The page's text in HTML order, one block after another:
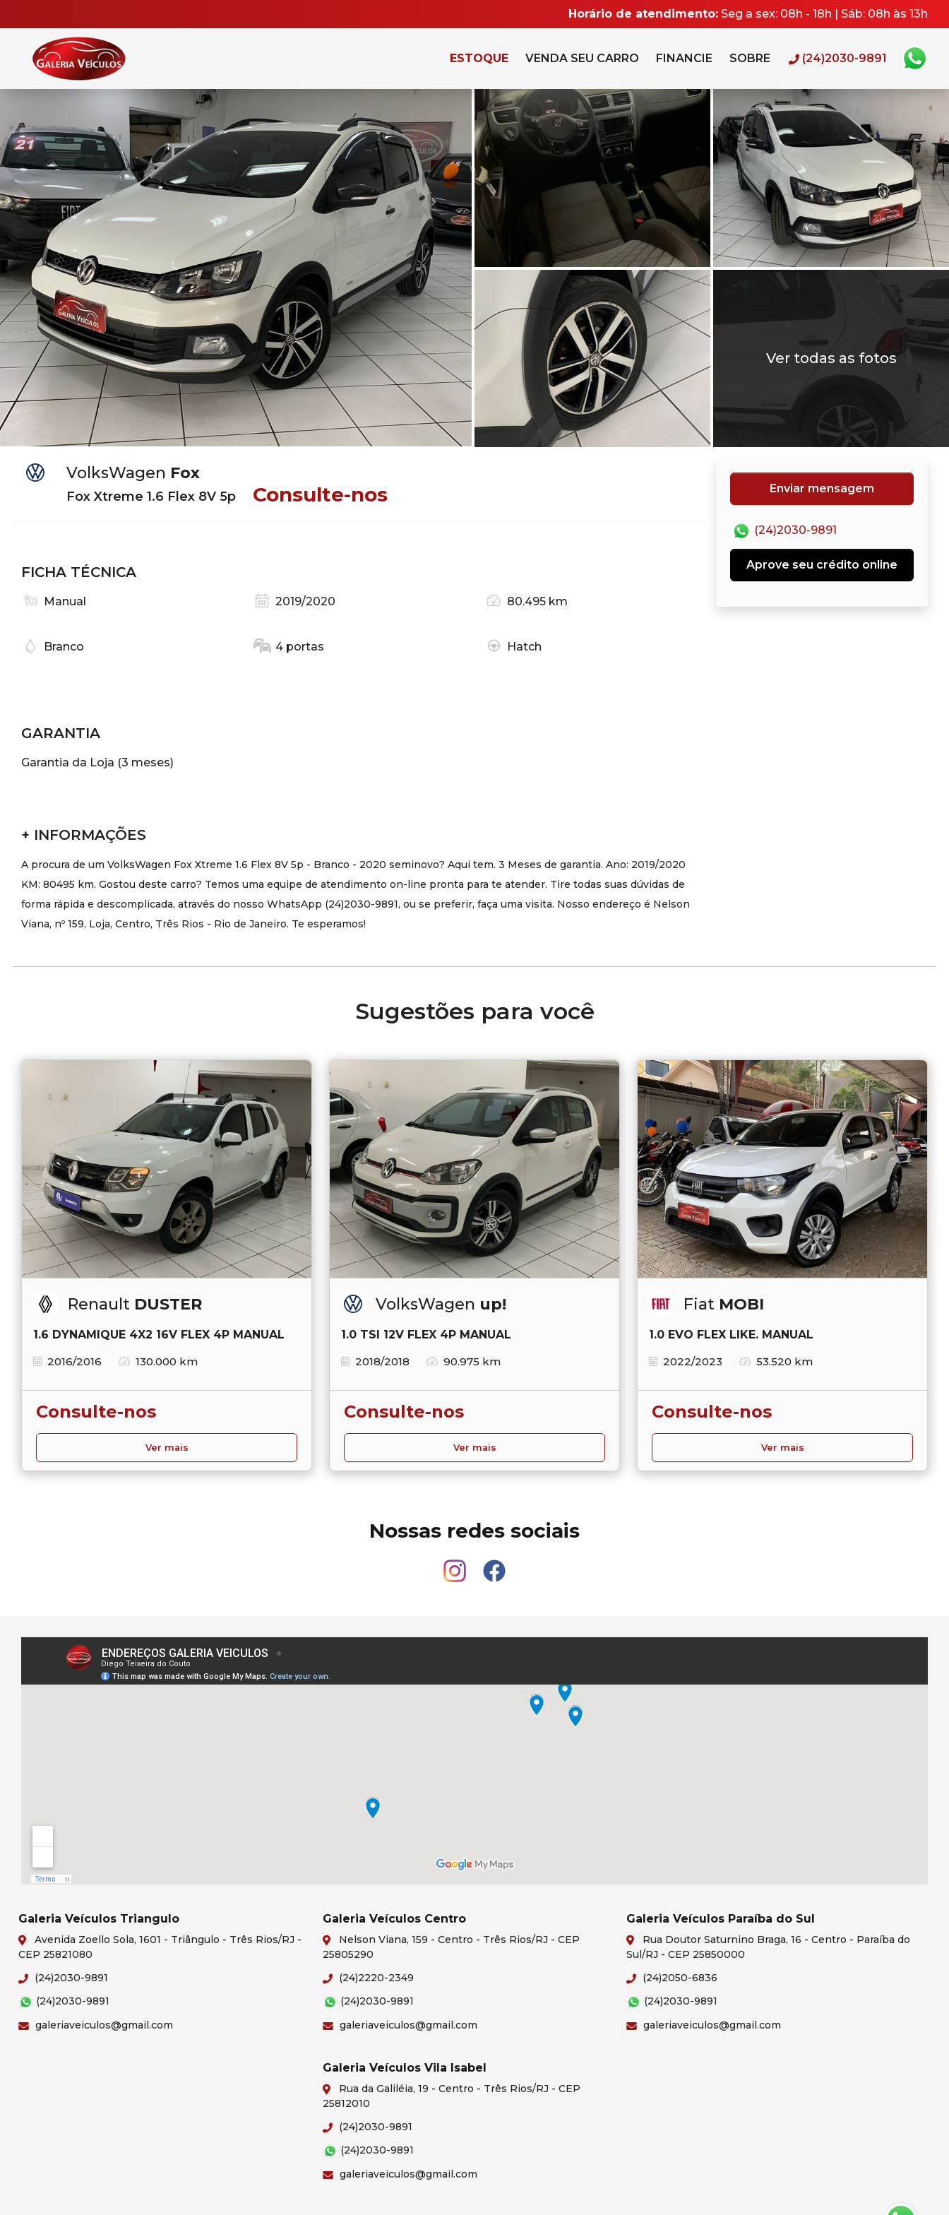
Horário de atendimento: Seg a sex: 08h - 18h | Sáb: 08h às 13h
ESTOQUE VENDA SEU CARRO FINANCIE SOBRE (24)2030-9891
Ver todas as fotos
VolksWagen Fox
Fox Xtreme 1.6 Flex 8V 5p Consulte-nos
FICHA TÉCNICA
Manual 2019/2020 80.495 km
Branco 4 portas Hatch
GARANTIA
Garantia da Loja (3 meses)
+ INFORMAÇÕES
A procura de um VolksWagen Fox Xtreme 1.6 Flex 8V 5p - Branco - 2020 seminovo? Aqui tem. 3 Meses de garantia. Ano: 2019/2020
KM: 80495 km. Gostou deste carro? Temos uma equipe de atendimento on-line pronta para te atender. Tire todas suas dúvidas de
forma rápida e descomplicada, através do nosso WhatsApp (24)2030-9891, ou se preferir, faça uma visita. Nosso endereço é Nelson
Viana, nº 159, Loja, Centro, Três Rios - Rio de Janeiro. Te esperamos!
Enviar mensagem
(24)2030-9891
Aprove seu crédito online
Sugestões para você
Renault DUSTER
1.6 DYNAMIQUE 4X2 16V FLEX 4P MANUAL
2016/2016
130.000 km
Consulte-nos
Ver mais
VolksWagen up!
1.0 TSI 12V FLEX 4P MANUAL
2018/2018
90.975 km
Consulte-nos
Ver mais
Fiat MOBI
1.0 EVO FLEX LIKE. MANUAL
2022/2023
53.520 km
Consulte-nos
Ver mais
Nossas redes sociais
Galeria Veículos Triangulo
Avenida Zoello Sola, 1601 - Triângulo - Três Rios/RJ -
CEP 25821080
(24)2030-9891
(24)2030-9891
galeriaveiculos@gmail.com
Galeria Veículos Centro
Nelson Viana, 159 - Centro - Três Rios/RJ - CEP
25805290
(24)2220-2349
(24)2030-9891
galeriaveiculos@gmail.com
Galeria Veículos Paraíba do Sul
Rua Doutor Saturnino Braga, 16 - Centro - Paraíba do
Sul/RJ - CEP 25850000
(24)2050-6836
(24)2030-9891
galeriaveiculos@gmail.com
Galeria Veículos Vila Isabel
Rua da Galiléia, 19 - Centro - Três Rios/RJ - CEP
25812010
(24)2030-9891
(24)2030-9891
galeriaveiculos@gmail.com